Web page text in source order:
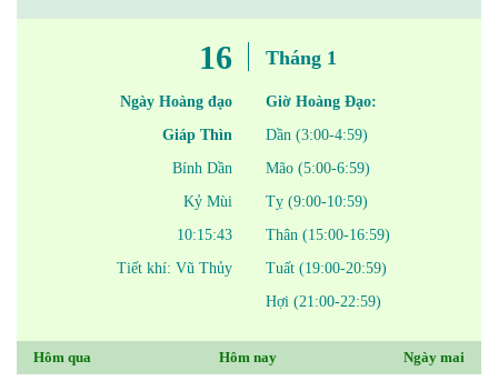
16
Ngày Hoàng đạo
Giáp Thìn
Bính Dần
Kỷ Mùi
10:15:43
Tiết khí: Vũ Thủy
Tháng 1
Giờ Hoàng Đạo:
Dần (3:00-4:59)
Mão (5:00-6:59)
Tỵ (9:00-10:59)
Thân (15:00-16:59)
Tuất (19:00-20:59)
Hợi (21:00-22:59)
Hôm qua Hôm nay Ngày mai